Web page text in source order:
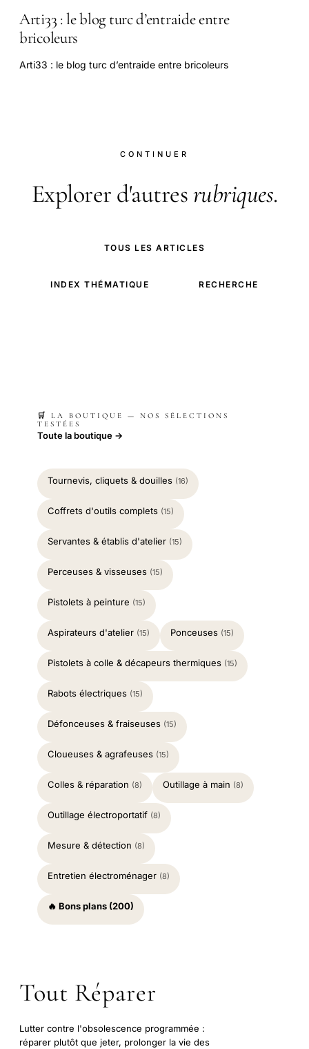
Arti33 : le blog turc d’entraide entre
bricoleurs
Arti33 : le blog turc d’entraide entre bricoleurs
CONTINUER
Explorer d'autresrubriques.
TOUS LES ARTICLES
INDEX THÉMATIQUE RECHERCHE
🛒 LA BOUTIQUE — NOS SÉLECTIONS
TESTÉES
Toute la boutique →
Tournevis, cliquets & douilles (16)
Coffrets d'outils complets (15)
Servantes & établis d'atelier (15)
Perceuses & visseuses (15)
Pistolets à peinture (15)
Aspirateurs d'atelier (15) Ponceuses (15)
Pistolets à colle & décapeurs thermiques (15)
Rabots électriques (15)
Défonceuses & fraiseuses (15)
Cloueuses & agrafeuses (15)
Colles & réparation (8) Outillage à main (8)
Outillage électroportatif (8)
Mesure & détection (8)
Entretien électroménager (8)
🔥 Bons plans (200)
Tout Réparer
Lutter contre l'obsolescence programmée :
réparer plutôt que jeter, prolonger la vie des